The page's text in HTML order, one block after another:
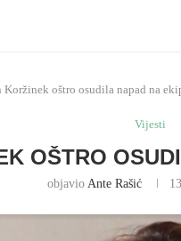
Koržinek oštro osudila napad na
Vijesti
OŠTRO
objavioAnte Rašić